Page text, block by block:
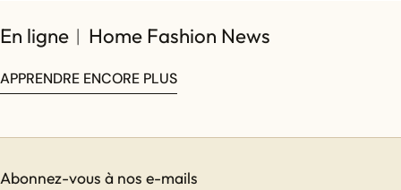
En ligne︱Home Fashion News
APPRENDRE ENCORE PLUS
Abonnez-vous à nos e-mails